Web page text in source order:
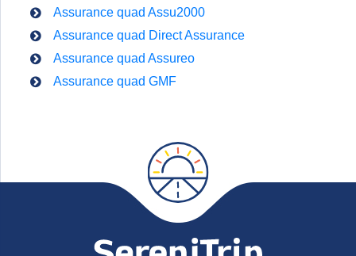
Assurance quad Assu2000
Assurance quad Direct Assurance
Assurance quad Assureo
Assurance quad GMF